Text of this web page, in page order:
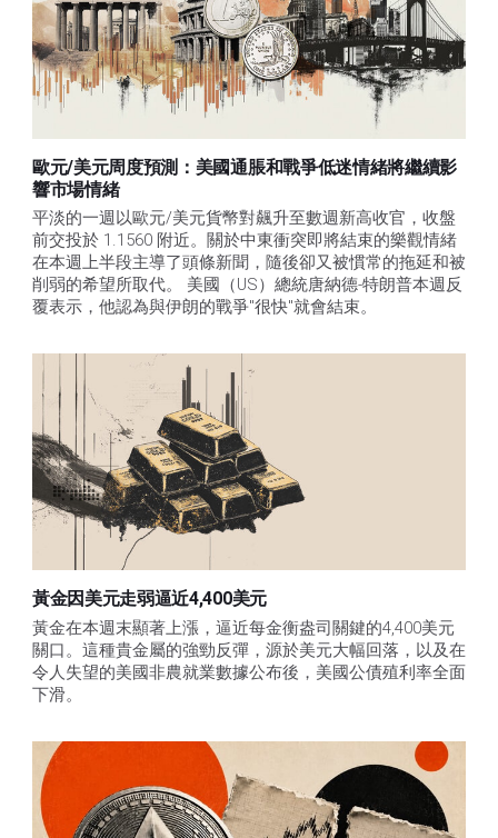
歐元/美元周度預測：美國通脹和戰爭低迷情緒將繼續影
響市場情緒
平淡的一週以歐元/美元貨幣對飆升至數週新高收官，收盤
前交投於 1.1560 附近。關於中東衝突即將結束的樂觀情緒
在本週上半段主導了頭條新聞，隨後卻又被慣常的拖延和被
削弱的希望所取代。 美國（US）總統唐納德-特朗普本週反
覆表示，他認為與伊朗的戰爭"很快"就會結束。
黃金因美元走弱逼近4,400美元
黃金在本週末顯著上漲，逼近每金衡盎司關鍵的4,400美元
關口。這種貴金屬的強勁反彈，源於美元大幅回落，以及在
令人失望的美國非農就業數據公布後，美國公債殖利率全面
下滑。